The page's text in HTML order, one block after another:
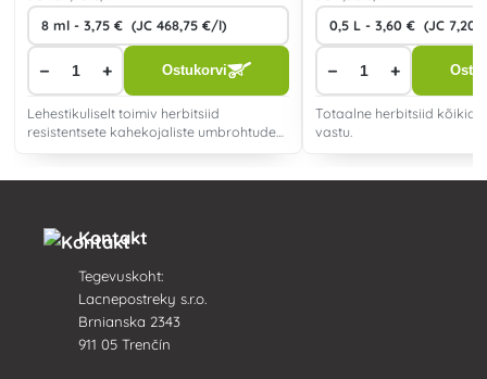
− + Ostukorvi
Lehestikuliselt toimiv herbitsiid
resistentsete kahekojaliste umbrohtude
murude, köögiviljade ja muude
− +
Totaalne herbitsiid
vastu.
Kontakt
Tegevuskoht:
Lacnepostreky s.r.o.
Brnianska 2343
911 05 Trenčín